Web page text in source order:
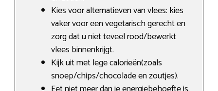
Kies voor alternatieven van vlees: kies
vaker voor een vegetarisch gerecht en
zorg dat u niet teveel rood/bewerkt
vlees binnenkrijgt.
Kijk uit met lege calorieën(zoals
snoep/chips/chocolade en zoutjes).